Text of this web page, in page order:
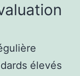
élevés